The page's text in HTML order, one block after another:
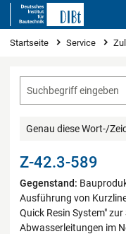
Sie sind hier
Startseite Service
Genau diese Wort-/
Z-42.3-589
Gegenstand:
Ausführung von
Quick Resin System"
Abwasserleitungen im